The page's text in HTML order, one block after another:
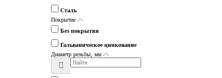
Сталь
Покрытие
Без покрытия
Гальваническое цинкование
Диаметр резьбы, мм